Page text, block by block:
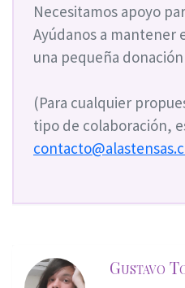
Necesitamos apoyo
Ayúdanos a mantener
una pequeña donación
(Para cualquier
tipo de colaboración,
Gustavo